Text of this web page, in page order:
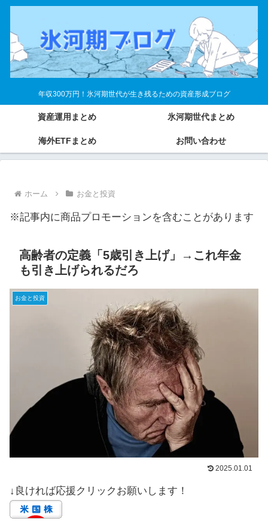
年収300万円！氷河期世代が生き残るための資産形成ブログ
資産運用まとめ 氷河期世代まとめ
海外ETFまとめ お問い合わせ
ホーム お金と投資
※記事内に商品プロモーションを含むことがあります
高齢者の定義「5歳引き上げ」→これ年金
も引き上げられるだろ
お金と投資
2025.01.01
↓良ければ応援クリックお願いします！